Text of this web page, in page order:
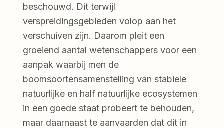
beschouwd. Dit terwijl
verspreidingsgebieden volop aan het
verschuiven zijn. Daarom pleit een
groeiend aantal wetenschappers voor een
aanpak waarbij men de
boomsoortensamenstelling van stabiele
natuurlijke en half natuurlijke ecosystemen
in een goede staat probeert te behouden,
maar daarnaast te aanvaarden dat dit in